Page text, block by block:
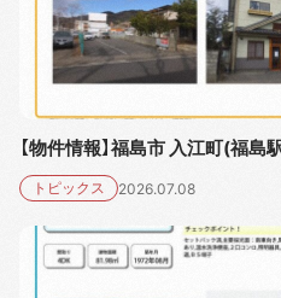
【物件情報】福島市 入江町(福
トピックス 2026.07.08